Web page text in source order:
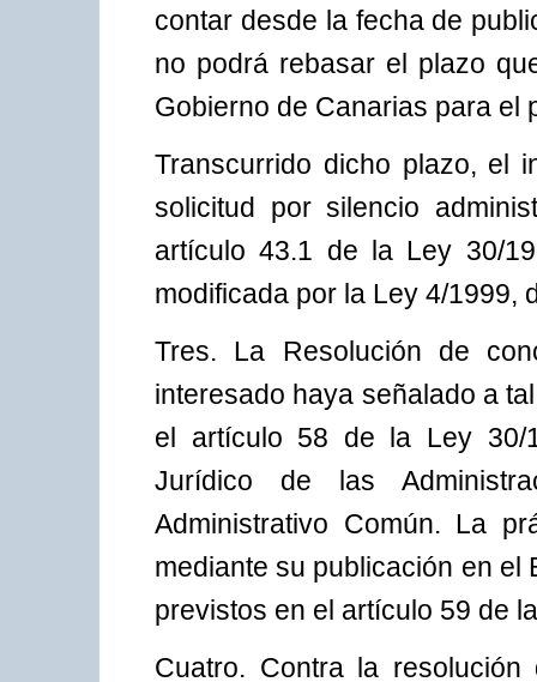
contar desde la fecha de
no podrá rebasar el plazo
Gobierno de Canarias para el
Transcurrido dicho plazo, el
solicitud por silencio
artículo 43.1 de la Ley 30/
modificada por la Ley 4/1999,
Tres. La Resolución de
interesado haya señalado a
el artículo 58 de la Ley 30/
Jurídico de las
Administrativo Común. La
mediante su publicación en el
previstos en el artículo 59 de
Cuatro. Contra la